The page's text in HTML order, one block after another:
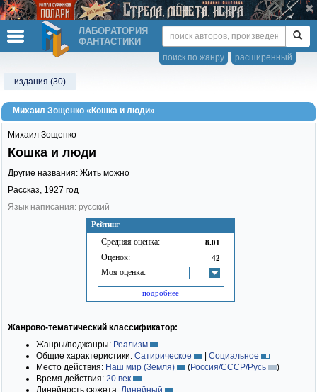
ЛАБОРАТОРИЯ
ФАНТАСТИКИ
расширенный
поиск по жанру
издания (30)
Михаил Зощенко «Кошка и люди»
Рейтинг
Средняя оценка: 8.01
Оценок: 42
Моя оценка: -
подробнее
Михаил Зощенко
Кошка и люди
Другие названия: Жить можно
Рассказ, 1927 год
Язык написания: русский
Жанрово-тематический классификатор:
Жанры/поджанры: Реализм
Общие характеристики: Сатирическое | Социальное
Место действия: Наш мир (Земля) (Россия/СССР/Русь
)
Время действия: 20 век
Линейность сюжета: Линейный